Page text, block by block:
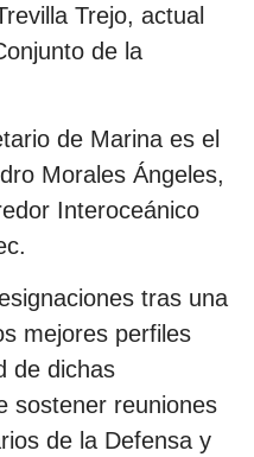
Trejo, actual
de la
de Marina es el
Morales Ángeles,
Interoceánico
tras una
mejores perfiles
de dichas
sostener reuniones
de la Defensa y